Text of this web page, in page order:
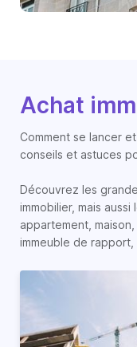
Achat
Comment se lancer
conseils et astuces
Découvrez les
immobilier, mais
appartement,
immeuble de rapport,